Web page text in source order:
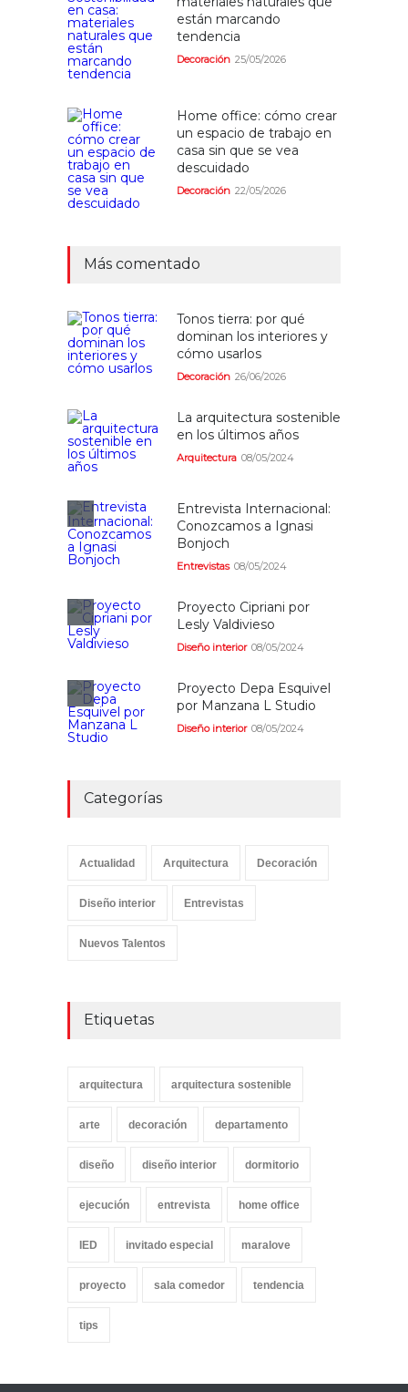
están marcando
tendencia
Decoración 25/05/2026
Home office: cómo crear
un espacio de trabajo en
casa sin que se vea
descuidado
Decoración 22/05/2026
Más comentado
Tonos tierra: por qué
dominan los interiores y
cómo usarlos
Decoración 26/06/2026
La arquitectura sostenible
en los últimos años
Arquitectura 08/05/2024
Entrevista Internacional:
Conozcamos a Ignasi
Bonjoch
Entrevistas 08/05/2024
Proyecto Cipriani por
Lesly Valdivieso
Diseño interior 08/05/2024
Proyecto Depa Esquivel
por Manzana L Studio
Diseño interior 08/05/2024
Categorías
Actualidad Arquitectura Decoración
Diseño interior Entrevistas
Nuevos Talentos
Etiquetas
arquitectura arquitectura sostenible
arte decoración departamento
diseño diseño interior dormitorio
ejecución entrevista home office
IED invitado especial maralove
proyecto sala comedor tendencia
tips